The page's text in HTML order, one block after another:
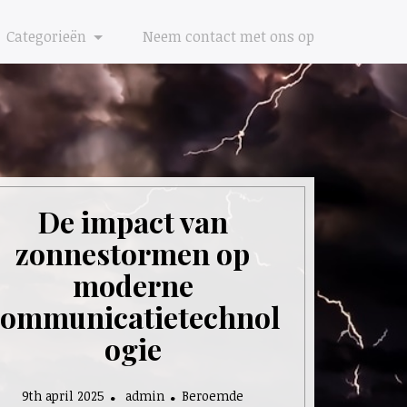
Categorieën Neem contact met ons op
De impact van
zonnestormen op
moderne
ogie
9th april 2025 admin
Beroemde